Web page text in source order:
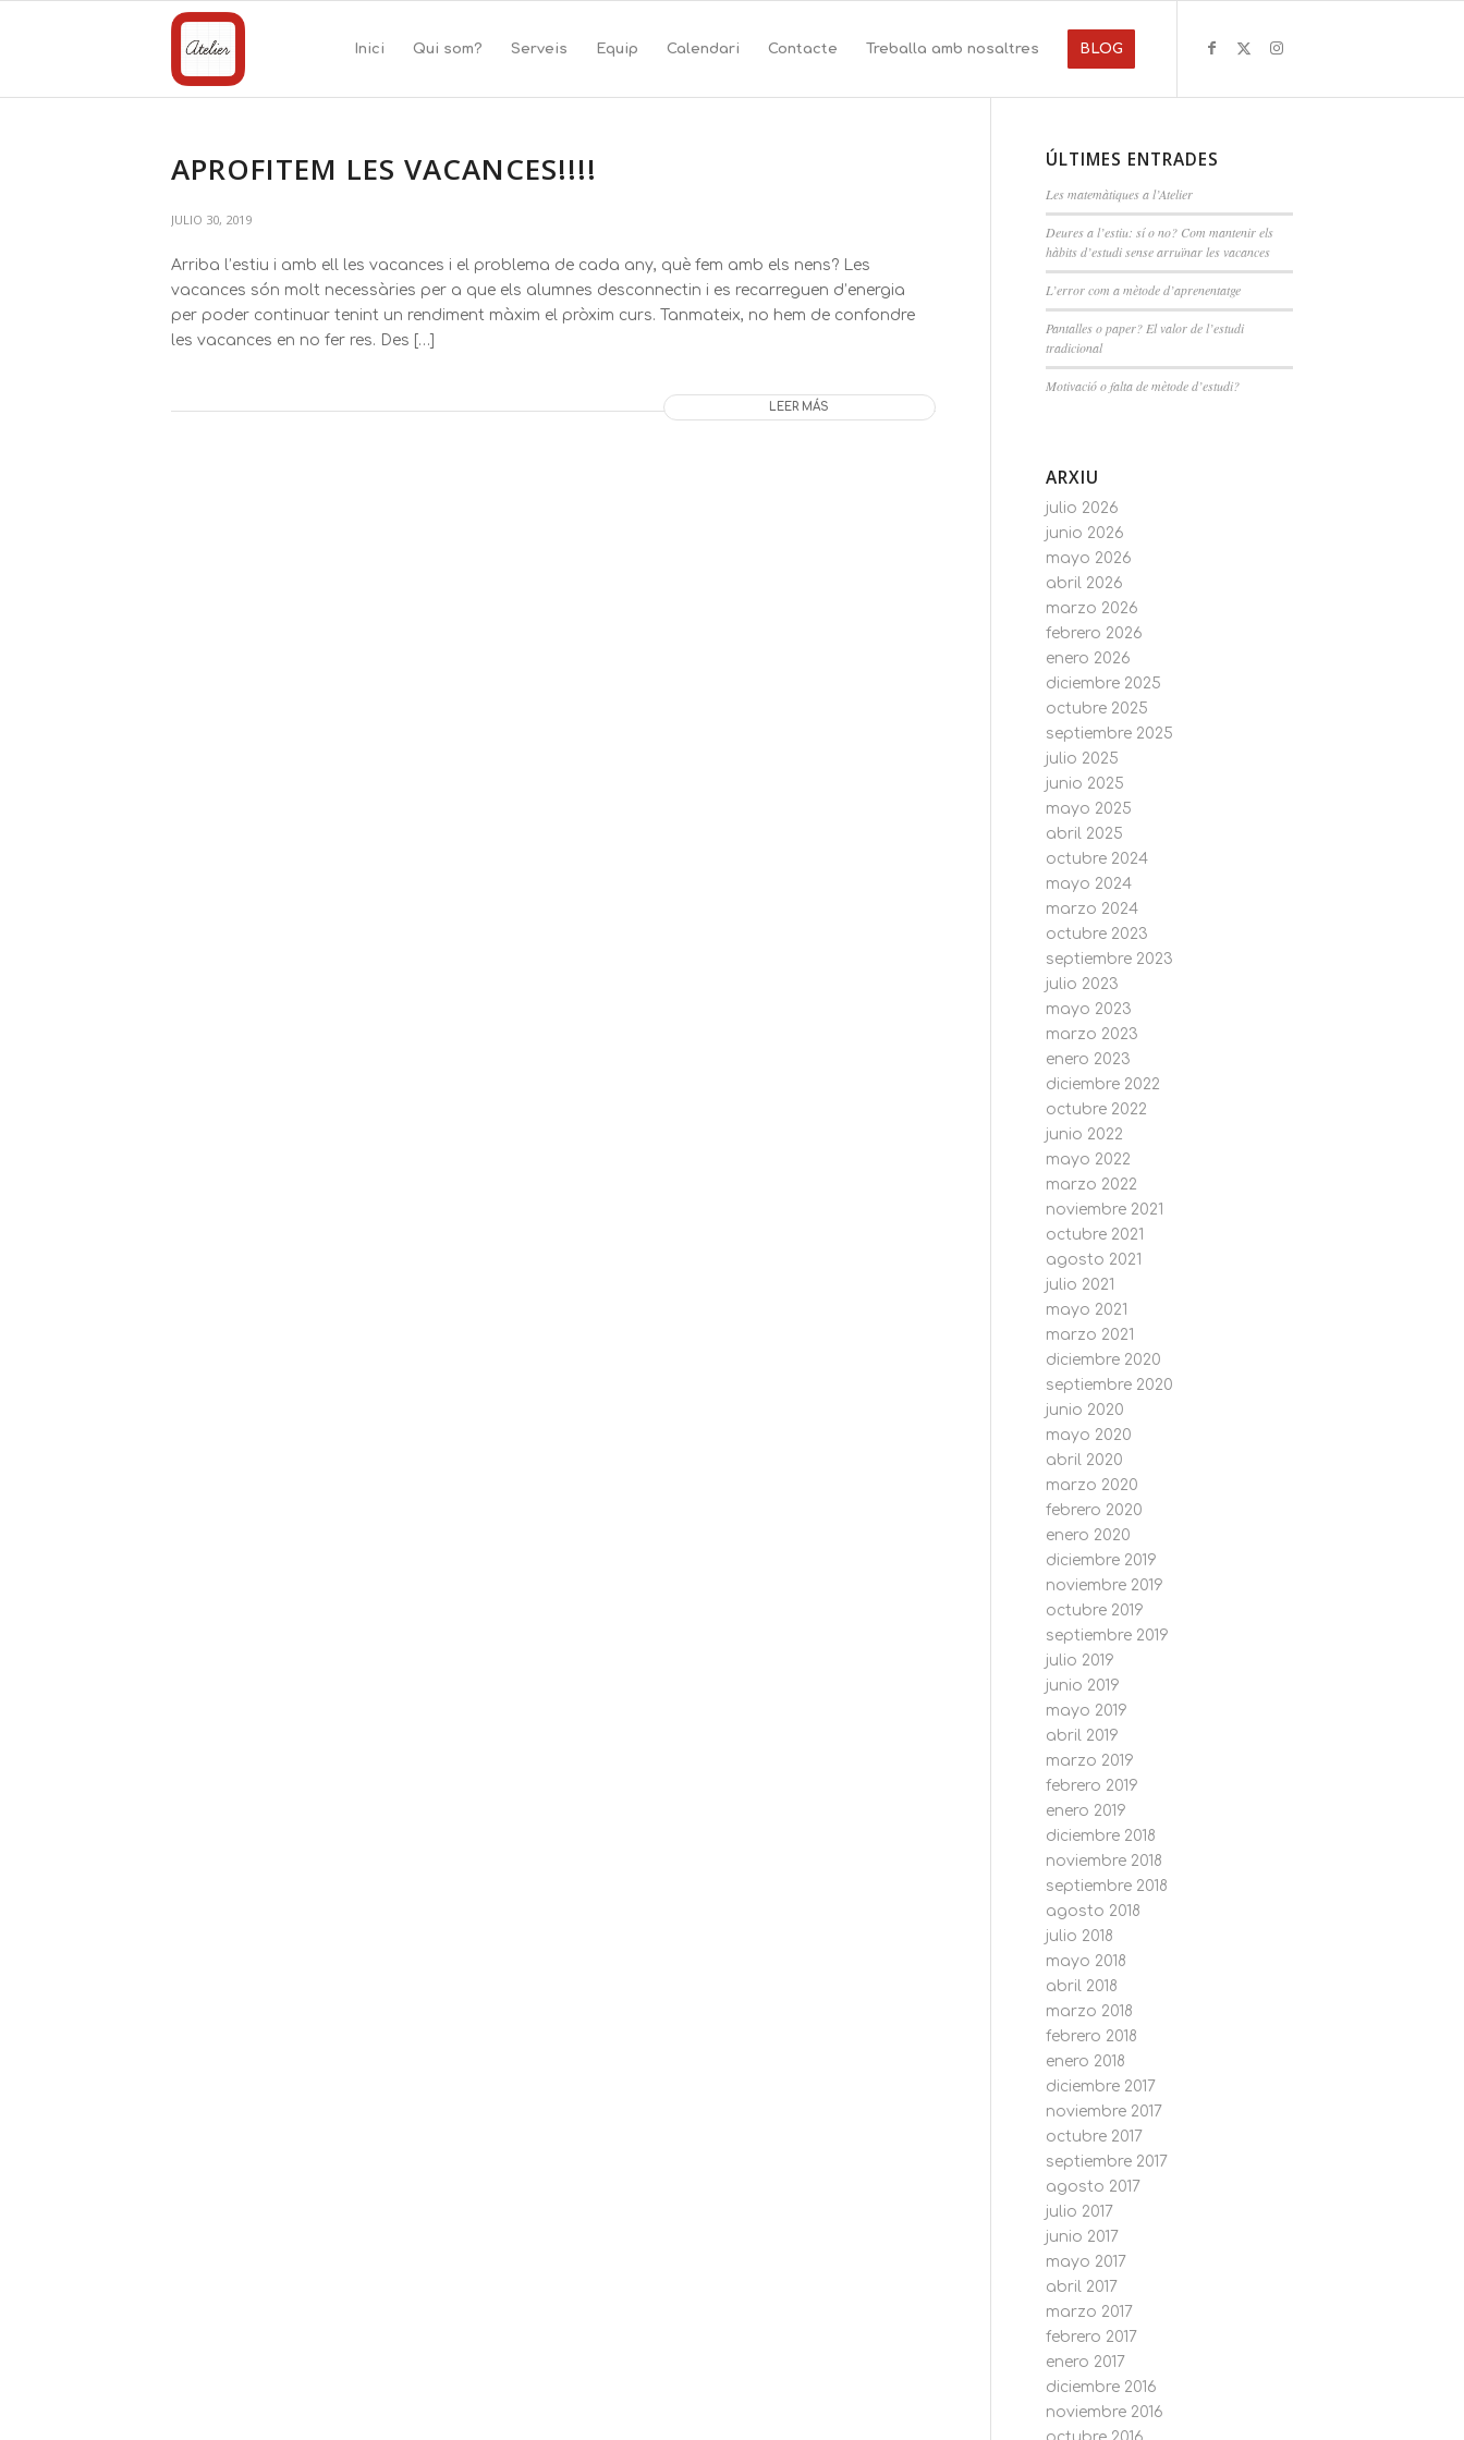
Inici Qui som? Serveis Equip Calendari Contacte Treballa amb nosaltres BLOG
APROFITEM LES VACANCES!!!!
JULIO 30, 2019
Arriba l’estiu i amb ell les vacances i el problema de cada any, què fem amb els nens? Les
vacances són molt necessàries per a que els alumnes desconnectin i es recarreguen d’energia
per poder continuar tenint un rendiment màxim el pròxim curs. Tanmateix, no hem de confondre
les vacances en no fer res. Des […]
LEER MÁS
ÚLTIMES ENTRADES
Les matemàtiques a l’Atelier
Deures a l’estiu: sí o no? Com mantenir els
hàbits d’estudi sense arruïnar les vacances
L’error com a mètode d’aprenentatge
Pantalles o paper? El valor de l’estudi
tradicional
Motivació o falta de mètode d’estudi?
ARXIU
julio 2026
junio 2026
mayo 2026
abril 2026
marzo 2026
febrero 2026
enero 2026
diciembre 2025
octubre 2025
septiembre 2025
julio 2025
junio 2025
mayo 2025
abril 2025
octubre 2024
mayo 2024
marzo 2024
octubre 2023
septiembre 2023
julio 2023
mayo 2023
marzo 2023
enero 2023
diciembre 2022
octubre 2022
junio 2022
mayo 2022
marzo 2022
noviembre 2021
octubre 2021
agosto 2021
julio 2021
mayo 2021
marzo 2021
diciembre 2020
septiembre 2020
junio 2020
mayo 2020
abril 2020
marzo 2020
febrero 2020
enero 2020
diciembre 2019
noviembre 2019
octubre 2019
septiembre 2019
julio 2019
junio 2019
mayo 2019
abril 2019
marzo 2019
febrero 2019
enero 2019
diciembre 2018
noviembre 2018
septiembre 2018
agosto 2018
julio 2018
mayo 2018
abril 2018
marzo 2018
febrero 2018
enero 2018
diciembre 2017
noviembre 2017
octubre 2017
septiembre 2017
agosto 2017
julio 2017
junio 2017
mayo 2017
abril 2017
marzo 2017
febrero 2017
enero 2017
diciembre 2016
noviembre 2016